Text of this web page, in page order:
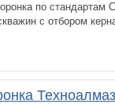
по
с отбором